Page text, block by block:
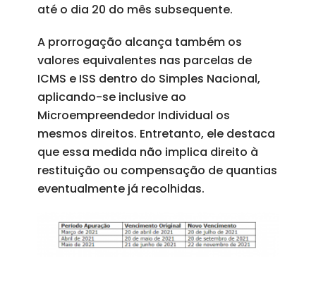
até o dia 20 do mês subsequente.
A prorrogação alcança também os
valores equivalentes nas parcelas de
ICMS e ISS dentro do Simples Nacional,
aplicando-se inclusive ao
Microempreendedor Individual os
mesmos direitos. Entretanto, ele destaca
que essa medida não implica direito à
restituição ou compensação de quantias
eventualmente já recolhidas.